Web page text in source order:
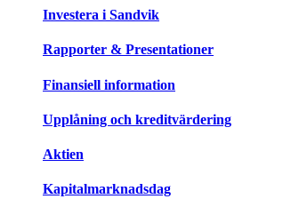
Investera i Sandvik
Rapporter & Presentationer
Finansiell information
Upplåning och kreditvärdering
Aktien
Kapitalmarknadsdag